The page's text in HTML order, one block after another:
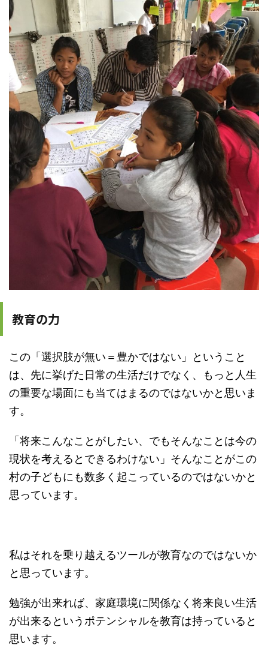
教育の力
この「選択肢が無い＝豊かではない」ということ
は、先に挙げた日常の生活だけでなく、もっと人生
の重要な場面にも当てはまるのではないかと思いま
す。
「将来こんなことがしたい、でもそんなことは今の
現状を考えるとできるわけない」そんなことがこの
村の子どもにも数多く起こっているのではないかと
思っています。
私はそれを乗り越えるツールが教育なのではないか
と思っています。
勉強が出来れば、家庭環境に関係なく将来良い生活
が出来るというポテンシャルを教育は持っていると
思います。